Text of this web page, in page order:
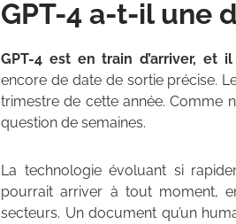
GPT-4 a-t-il une
GPT-4 est en train d’arriver, et
encore de date de sortie précise.
trimestre de cette année. Comme
question de semaines.
La technologie évoluant si
pourrait arriver à tout moment,
secteurs. Un document qu’un